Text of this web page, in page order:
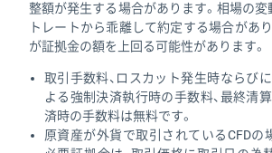
整額が発生する場合があります。相場の変
トレートから乖離して約定する場合があり
が証拠金の額を上回る可能性があります。
取引手数料、ロスカット発生時ならび
よる強制決済執行時の手数料、最終清
済時の手数料は無料です。
原資産が外貨で取引されているCFDの